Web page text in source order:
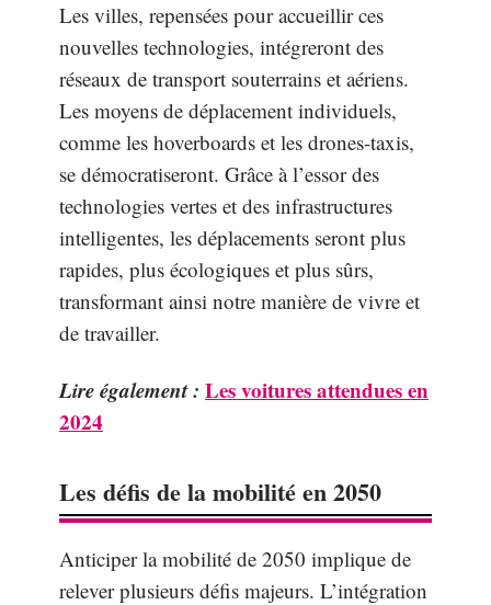
Les villes, repensées pour accueillir ces
nouvelles technologies, intégreront des
réseaux de transport souterrains et aériens.
Les moyens de déplacement individuels,
comme les hoverboards et les drones-taxis,
se démocratiseront. Grâce à l’essor des
technologies vertes et des infrastructures
intelligentes, les déplacements seront plus
rapides, plus écologiques et plus sûrs,
transformant ainsi notre manière de vivre et
de travailler.
Lire également : Les voitures attendues en
2024
Les défis de la mobilité en 2050
Anticiper la mobilité de 2050 implique de
relever plusieurs défis majeurs. L’intégration